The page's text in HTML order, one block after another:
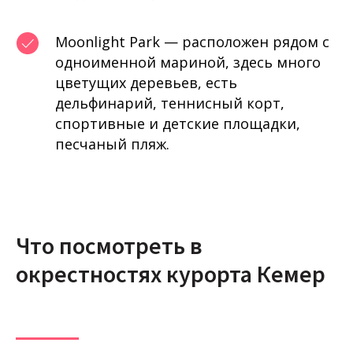
Moonlight Park — расположен рядом с
одноименной мариной, здесь много
цветущих деревьев, есть
дельфинарий, теннисный корт,
спортивные и детские площадки,
песчаный пляж.
Что посмотреть в
окрестностях курорта Кемер